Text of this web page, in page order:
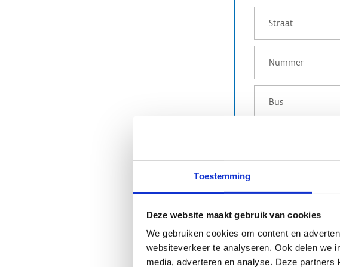
Toestemming
Deze website maakt gebruik van cookies
We gebruiken cookies om content en
websiteverkeer te analyseren. Ook delen we
media, adverteren en analyse. Deze
Anti-Robot